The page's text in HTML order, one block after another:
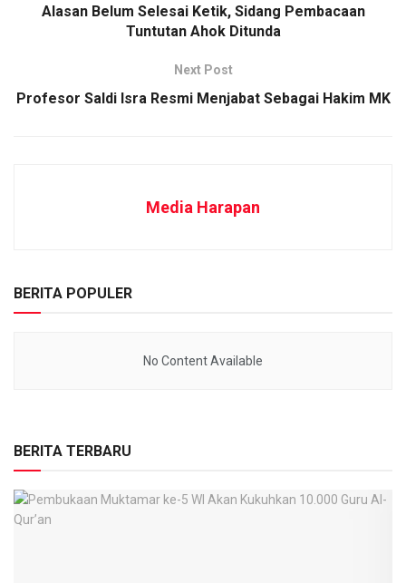
Alasan Belum Selesai Ketik, Sidang Pembacaan
Tuntutan Ahok Ditunda
Next Post
Profesor Saldi Isra Resmi Menjabat Sebagai Hakim MK
Media Harapan
BERITA POPULER
No Content Available
BERITA TERBARU